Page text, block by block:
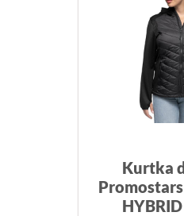
Kurtka
Promostars